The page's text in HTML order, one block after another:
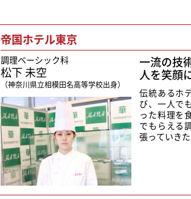
帝国ホテル東京
調理ベーシック科
松下 未空
（神奈川県立相模田名高等学校出身）
一流の技
人を笑顔
伝統あるホ
び、一人で
った料理を
でもらえる
張っていきた